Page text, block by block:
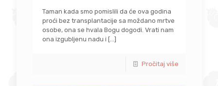
Taman kada smo pomislili da će ova godina
proći bez transplantacije sa moždano mrtve
osobe, ona se hvala Bogu dogodi. Vrati nam
ona izgubljenu nadu i […]
Pročitaj više